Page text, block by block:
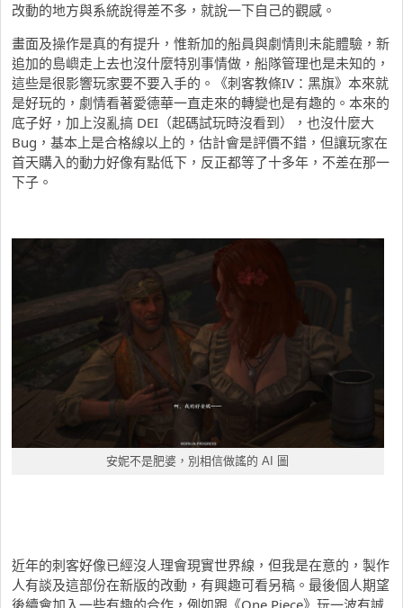
改動的地方與系統說得差不多，就說一下自己的觀感。
畫面及操作是真的有提升，惟新加的船員與劇情則未能體驗，新
追加的島嶼走上去也沒什麼特別事情做，船隊管理也是未知的，
這些是很影響玩家要不要入手的。《刺客教條IV：黑旗》本來就
是好玩的，劇情看著愛德華一直走來的轉變也是有趣的。本來的
底子好，加上沒亂搞 DEI（起碼試玩時沒看到），也沒什麼大
Bug，基本上是合格線以上的，估計會是評價不錯，但讓玩家在
首天購入的動力好像有點低下，反正都等了十多年，不差在那一
下子。
安妮不是肥婆，別相信做謠的 AI 圖
近年的刺客好像已經沒人理會現實世界線，但我是在意的，製作
人有談及這部份在新版的改動，有興趣可看另稿。最後個人期望
後續會加入一些有趣的合作，例如跟《One Piece》玩一波有誠